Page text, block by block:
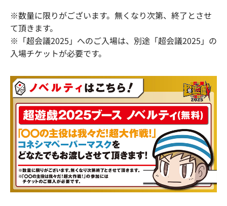
※数量に限りがございます。無くなり次第、終了とさせ
て頂きます。
※「超会議2025」へのご入場は、別途「超会議2025」の
入場チケットが必要です。